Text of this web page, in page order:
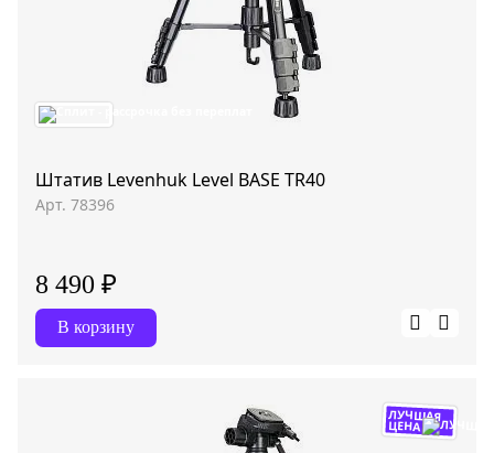
Штатив Levenhuk Level BASE TR40
Арт. 78396
8 490 ₽
В корзину
ЛУЧШАЯ
ЦЕНА